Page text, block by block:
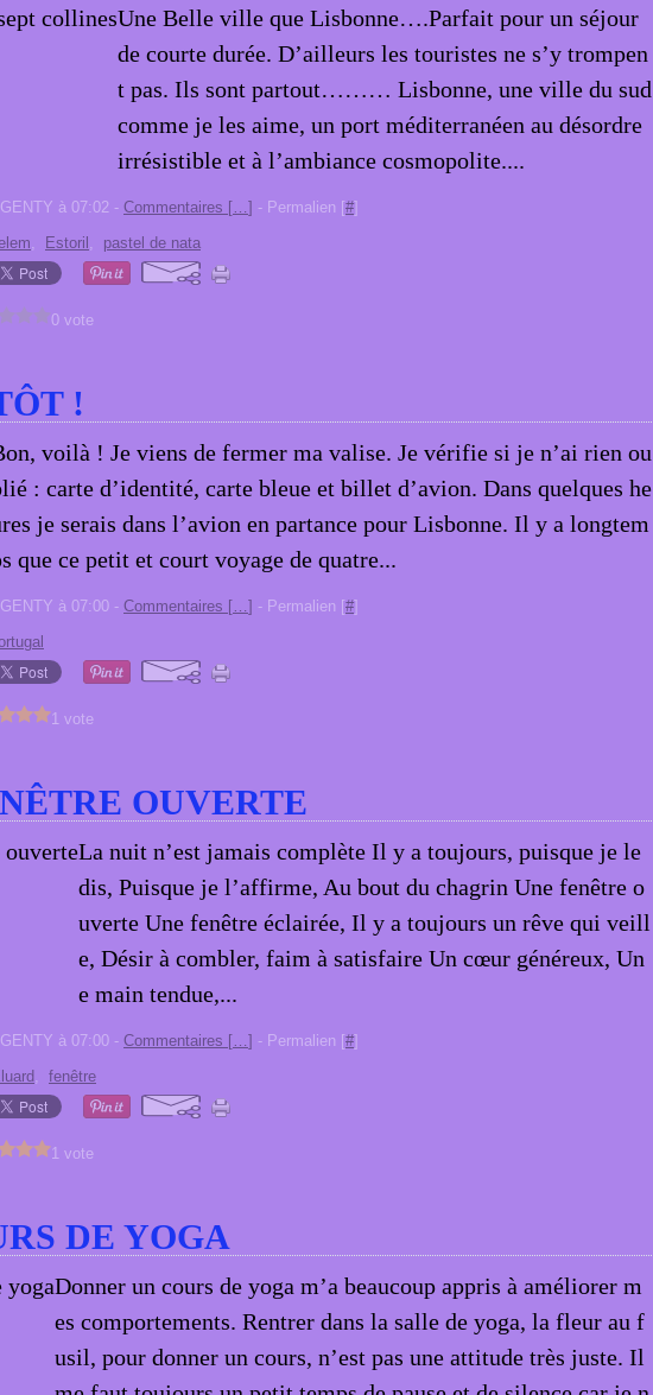
Une Belle ville que Lisbonne….Parfait pour un séjour
de courte durée. D’ailleurs les touristes ne s’y trompen
t pas. Ils sont partout……… Lisbonne, une ville du sud
comme je les aime, un port méditerranéen au désordre
irrésistible et à l’ambiance cosmopolite....
à 07:02 - Commentaires […] - Permalien [#]
, Estoril , pastel de nata
0 vote
!
voilà ! Je viens de fermer ma valise. Je vérifie si je n’ai rien ou
: carte d’identité, carte bleue et billet d’avion. Dans quelques he
je serais dans l’avion en partance pour Lisbonne. Il y a longtem
que ce petit et court voyage de quatre...
à 07:00 - Commentaires […] - Permalien [#]
1 vote
OUVERTE
La nuit n’est jamais complète Il y a toujours, puisque je le
dis, Puisque je l’affirme, Au bout du chagrin Une fenêtre o
uverte Une fenêtre éclairée, Il y a toujours un rêve qui veill
e, Désir à combler, faim à satisfaire Un cœur généreux, Un
e main tendue,...
à 07:00 - Commentaires […] - Permalien [#]
, fenêtre
1 vote
DE YOGA
Donner un cours de yoga m’a beaucoup appris à améliorer m
es comportements. Rentrer dans la salle de yoga, la fleur au f
usil, pour donner un cours, n’est pas une attitude très juste. Il